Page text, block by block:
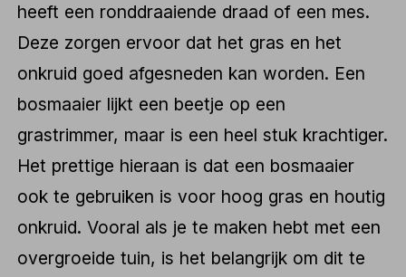
heeft een ronddraaiende draad of een mes.
Deze zorgen ervoor dat het gras en het
onkruid goed afgesneden kan worden. Een
bosmaaier lijkt een beetje op een
grastrimmer, maar is een heel stuk krachtiger.
Het prettige hieraan is dat een bosmaaier
ook te gebruiken is voor hoog gras en houtig
onkruid. Vooral als je te maken hebt met een
overgroeide tuin, is het belangrijk om dit te